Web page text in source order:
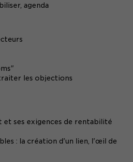
agenda
les objections
et ses exigences de rentabilité
: la création d'un lien, l'œil de